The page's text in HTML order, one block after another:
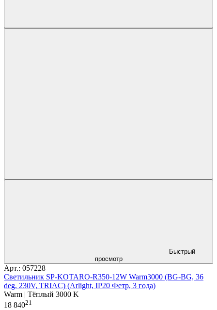
Быстрый
просмотр
Арт.: 057228
Светильник SP-KOTARO-R350-12W Warm3000 (BG-BG, 36
deg, 230V, TRIAC) (Arlight, IP20 Фетр, 3 года)
Warm | Тёплый 3000 K
18 84021